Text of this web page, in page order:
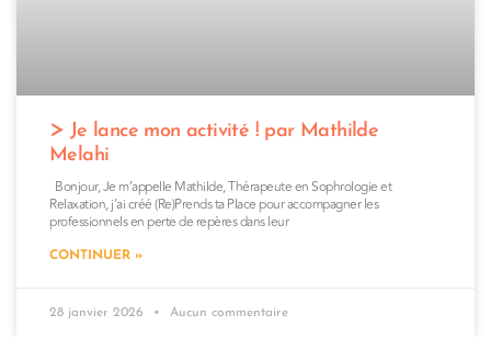
Je lance mon activité ! par Mathilde
Melahi
Bonjour, Je m’appelle Mathilde, Thérapeute en Sophrologie et
Relaxation, j’ai créé (Re)Prends ta Place pour accompagner les
professionnels en perte de repères dans leur
CONTINUER »
28 janvier 2026 Aucun commentaire